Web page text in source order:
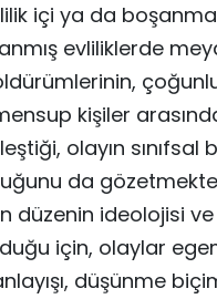
içi ya da
evliliklerde
kişiler
olayın sınıfsal
da
düzenin ideolojisi ve
için, olaylar
düşünme